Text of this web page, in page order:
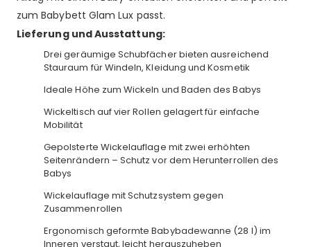
zum Babybett Glam Lux passt.
Lieferung und Ausstattung:
Drei geräumige Schubfächer bieten ausreichend
Stauraum für Windeln, Kleidung und Kosmetik
Ideale Höhe zum Wickeln und Baden des Babys
Wickeltisch auf vier Rollen gelagert für einfache
Mobilität
Gepolsterte Wickelauflage mit zwei erhöhten
Seitenrändern – Schutz vor dem Herunterrollen des
Babys
Wickelauflage mit Schutzsystem gegen
Zusammenrollen
Ergonomisch geformte Babybadewanne (28 l) im
Inneren verstaut, leicht herauszuheben